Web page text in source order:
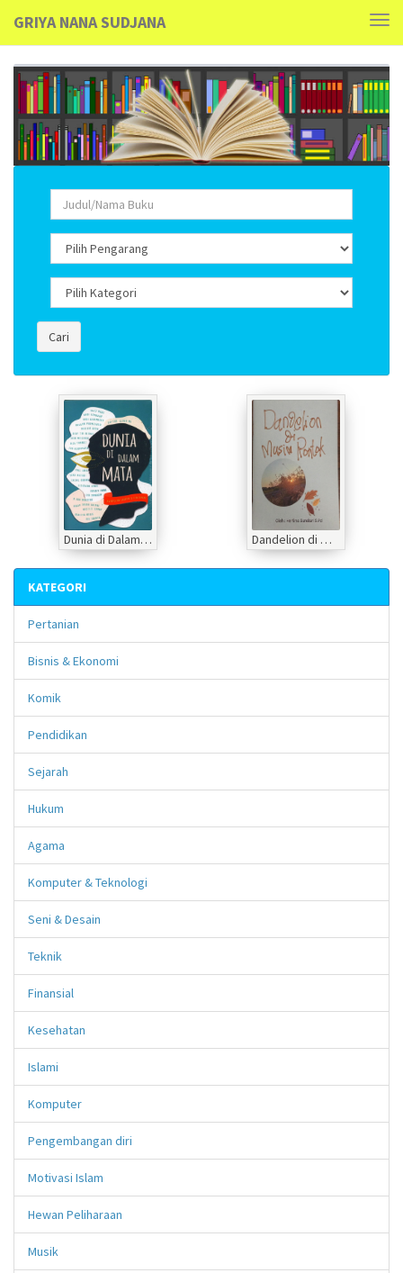
GRIYA NANA SUDJANA
Cari
Dunia di Dalam Mata Dandelion di Musim Rontok
KATEGORI
Pertanian
Bisnis & Ekonomi
Komik
Pendidikan
Sejarah
Hukum
Agama
Komputer & Teknologi
Seni & Desain
Teknik
Finansial
Kesehatan
Islami
Komputer
Pengembangan diri
Motivasi Islam
Hewan Peliharaan
Musik